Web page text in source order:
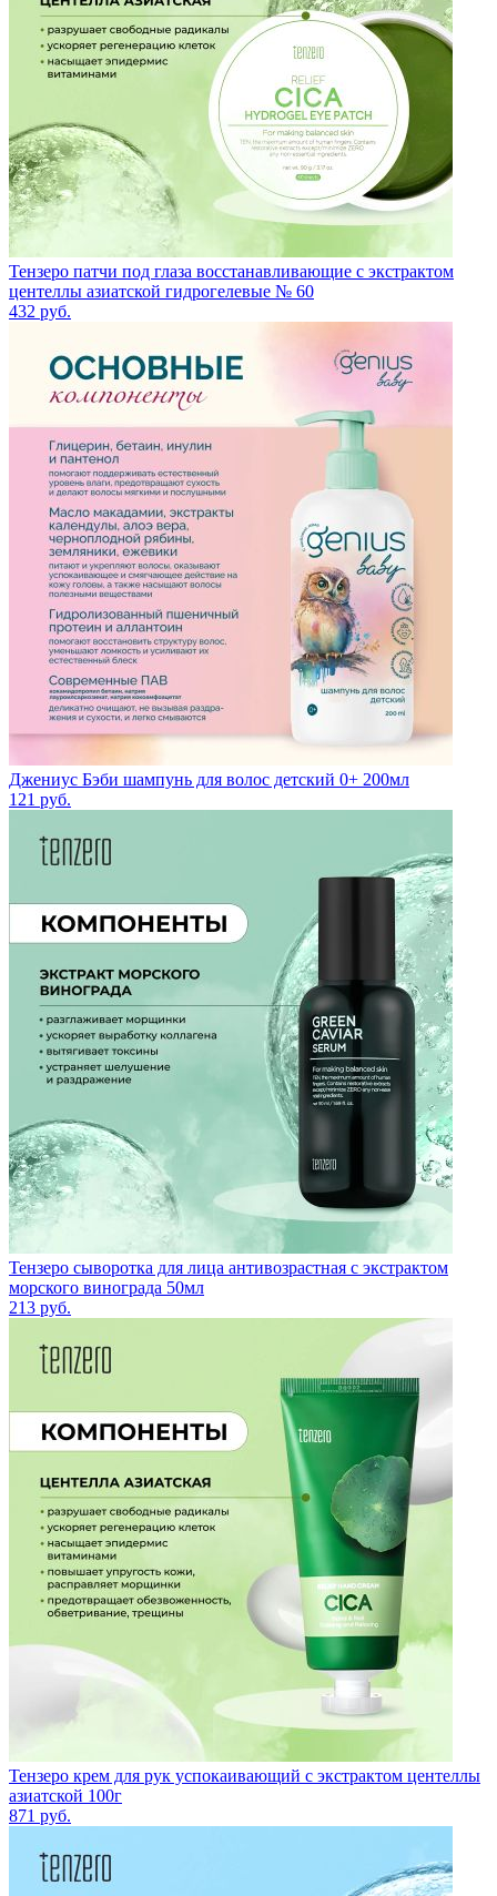
Тензеро патчи под глаза восстанавливающие с экстрактом
центеллы азиатской гидрогелевые № 60
432 руб.
Джениус Бэби шампунь для волос детский 0+ 200мл
121 руб.
Тензеро сыворотка для лица антивозрастная с экстрактом
морского винограда 50мл
213 руб.
Тензеро крем для рук успокаивающий с экстрактом центеллы
азиатской 100г
871 руб.